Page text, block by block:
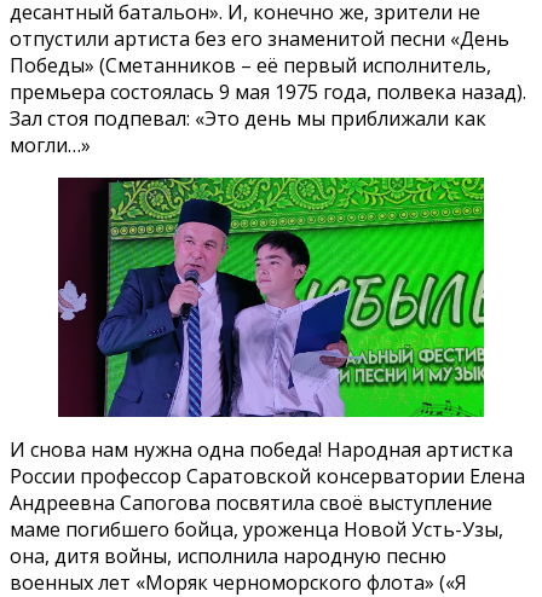
десантный батальон». И, конечно же, зрители не
отпустили артиста без его знаменитой песни «День
Победы» (Сметанников – её первый исполнитель,
премьера состоялась 9 мая 1975 года, полвека назад).
Зал стоя подпевал: «Это день мы приближали как
могли…»
И снова нам нужна одна победа! Народная артистка
России профессор Саратовской консерватории Елена
Андреевна Сапогова посвятила своё выступление
маме погибшего бойца, уроженца Новой Усть-Узы,
она, дитя войны, исполнила народную песню
военных лет «Моряк черноморского флота» («Я